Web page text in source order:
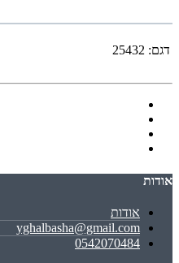
דגם: 25432
אודות
אודות
yghalbasha@gmail.com
0542070484